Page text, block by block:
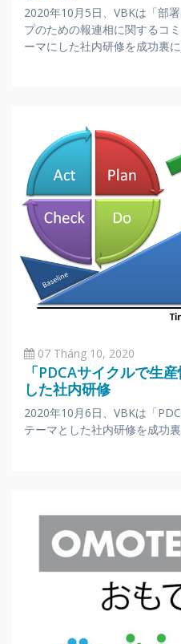
2020年10月5日、VBKは「部
プのための報連相に関するコ
ーマにした社内研修を成功裏に
07 Tháng 10, 2020
「PDCAサイクルで生
した社内研修
2020年10月6日、VBKは「
テーマとした社内研修を成功裏